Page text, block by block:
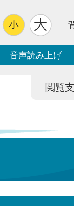
音声読み上げ
閲覧